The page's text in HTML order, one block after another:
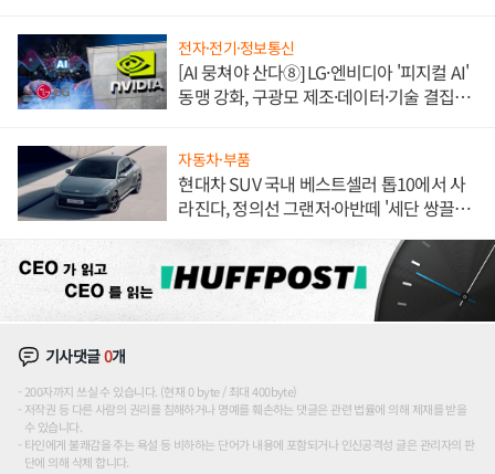
전자·전기·정보통신
[AI 뭉쳐야 산다⑧] LG·엔비디아 '피지컬 AI'
동맹 강화, 구광모 제조·데이터·기술 결집
자동차·부품
현대차 SUV 국내 베스트셀러 톱10에서 사
라진다, 정의선 그랜저·아반떼 '세단 쌍끌
기사댓글0개
200자까지 쓰실 수 있습니다. (현재 0 byte / 최대 400byte)
저작권 등 다른 사람의 권리를 침해하거나 명예를 훼손하는 댓글은 관련 법률에 의해 제재를 받을
수 있습니다.
타인에게 불쾌감을 주는 욕설 등 비하하는 단어가 내용에 포함되거나 인신공격성 글은 관리자의 판
단에 의해 삭제 합니다.